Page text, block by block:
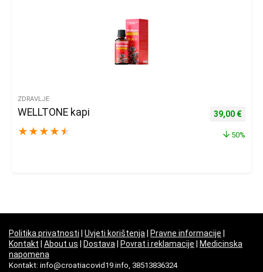
ZDRAVLJE
WELLTONE kapi
★ ★ ★ ★ ★
Izvorna
39,00 €
50%
Politika privatnosti | Uvjeti korištenja | Pravne informacije |
Kontakt | About us | Dostava | Povrat i reklamacije | Medicinska
napomena
Kontakt: info@croatiacovid19.info, 38513836324